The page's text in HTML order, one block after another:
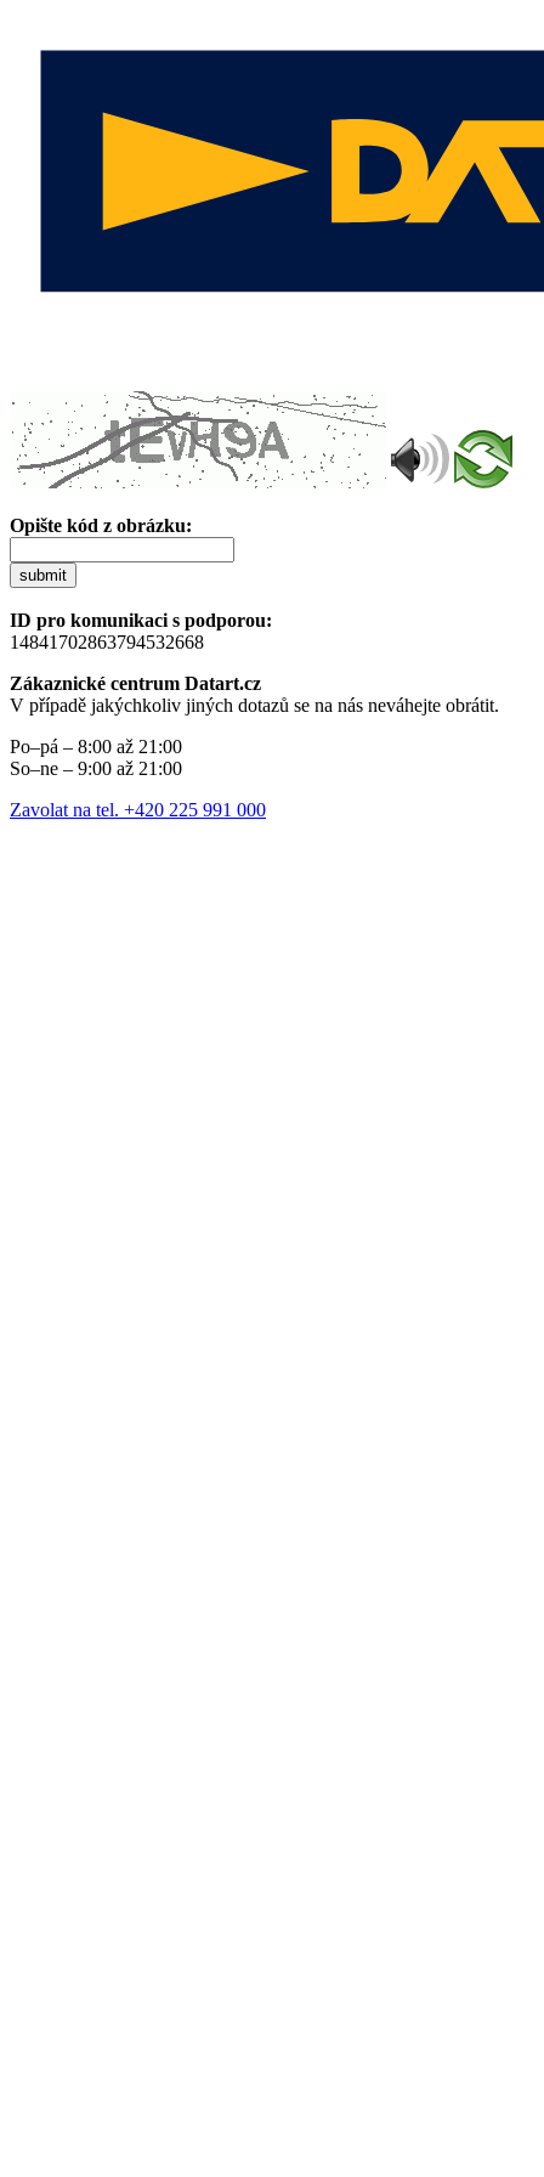
Opište kód z obrázku:
submit
ID pro komunikaci s podporou:
14841702863794532668
Zákaznické centrum Datart.cz
V případě jakýchkoliv jiných dotazů se na nás neváhejte obrátit.
Po–pá – 8:00 až 21:00
So–ne – 9:00 až 21:00
Zavolat na tel. +420 225 991 000